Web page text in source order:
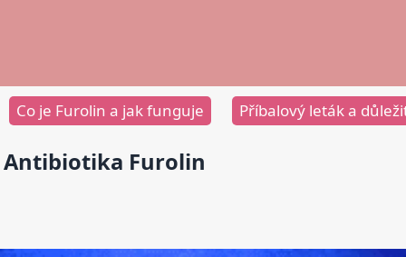
Co je Furolin a jak funguje Příbalový leták a
Antibiotika Furolin